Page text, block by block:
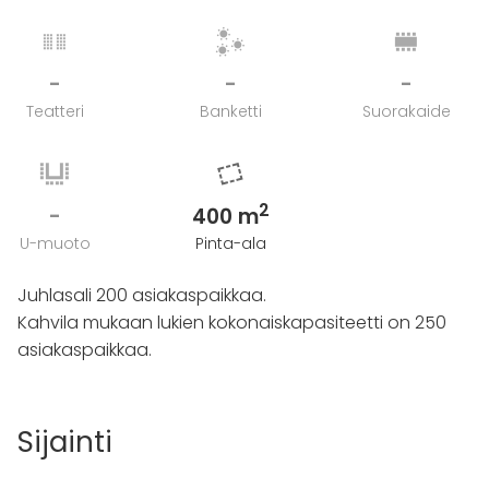
Ehdotuksia erilaisista kokonaisuuksista löydät
menuehdotelmistamme Kuuntelemme mielellämme
tilaisuuden teemaan ja luonteeseen parhaiten
olemme tunnettu myös FODMAP-ystävällisestä
Hima & Salin juhlatila on ravintolan anniskelualuetta,
joten omien juomien tuominen ei ole mahdollista.
-
Teatteri
-
Banketti
-
Suorakaide
-
U-muoto
400 m2
Pinta-ala
Juhlasali 200 asiakaspaikkaa.
Kahvila mukaan lukien kokonaiskapasiteetti on 250
asiakaspaikkaa.
Sijainti